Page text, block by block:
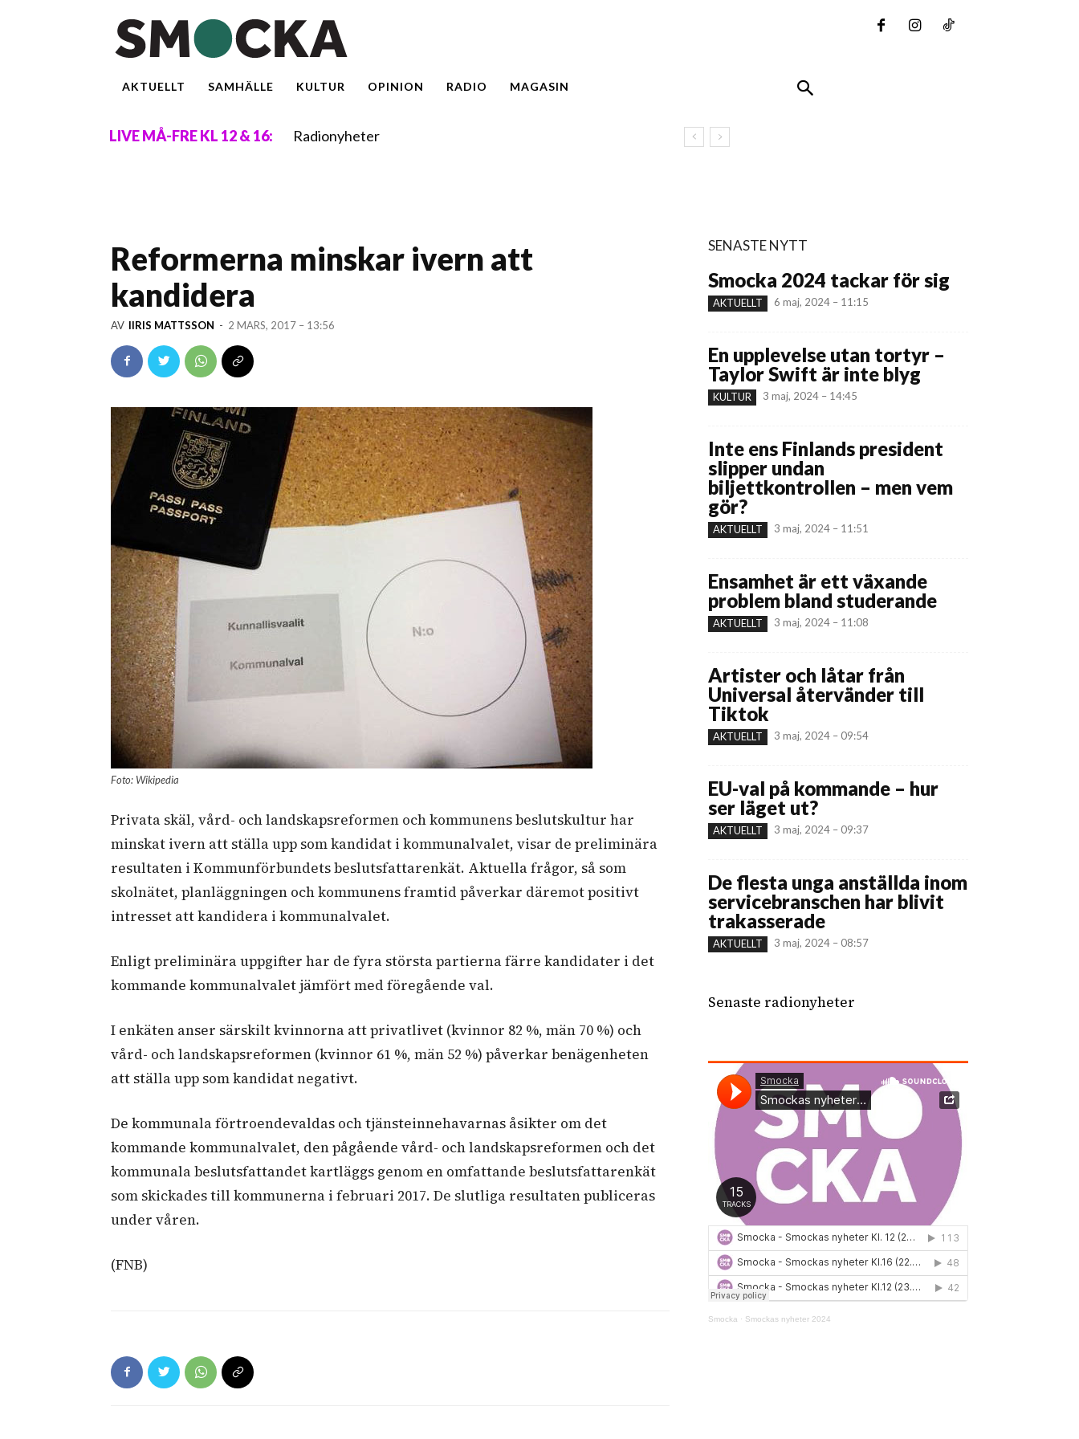
AKTUELLT SAMHÄLLE KULTUR OPINION RADIO MAGASIN
LIVE MÅ-FRE KL 12 & 16: Radionyheter
Reformerna minskar ivern att
kandidera
AV IIRIS MATTSSON - 2 MARS, 2017 – 13:56
Foto: Wikipedia
Privata skäl, vård- och landskapsreformen och kommunens beslutskultur har
minskat ivern att ställa upp som kandidat i kommunalvalet, visar de preliminära
resultaten i Kommunförbundets beslutsfattarenkät. Aktuella frågor, så som
skolnätet, planläggningen och kommunens framtid påverkar däremot positivt
intresset att kandidera i kommunalvalet.
Enligt preliminära uppgifter har de fyra största partierna färre kandidater i det
kommande kommunalvalet jämfört med föregående val.
I enkäten anser särskilt kvinnorna att privatlivet (kvinnor 82 %, män 70 %) och
vård- och landskapsreformen (kvinnor 61 %, män 52 %) påverkar benägenheten
att ställa upp som kandidat negativt.
De kommunala förtroendevaldas och tjänsteinnehavarnas åsikter om det
kommande kommunalvalet, den pågående vård- och landskapsreformen och det
kommunala beslutsfattandet kartläggs genom en omfattande beslutsfattarenkät
som skickades till kommunerna i februari 2017. De slutliga resultaten publiceras
under våren.
(FNB)
SENASTE NYTT
Smocka 2024 tackar för sig
AKTUELLT 6 maj, 2024 – 11:15
En upplevelse utan tortyr –
Taylor Swift är inte blyg
KULTUR 3 maj, 2024 – 14:45
Inte ens Finlands president
slipper undan
biljettkontrollen – men vem
gör?
AKTUELLT 3 maj, 2024 – 11:51
Ensamhet är ett växande
problem bland studerande
AKTUELLT 3 maj, 2024 – 11:08
Artister och låtar från
Universal återvänder till
Tiktok
AKTUELLT 3 maj, 2024 – 09:54
EU-val på kommande – hur
ser läget ut?
AKTUELLT 3 maj, 2024 – 09:37
De flesta unga anställda inom
servicebranschen har blivit
trakasserade
AKTUELLT 3 maj, 2024 – 08:57
Senaste radionyheter
Smocka · Smockas nyheter 2024